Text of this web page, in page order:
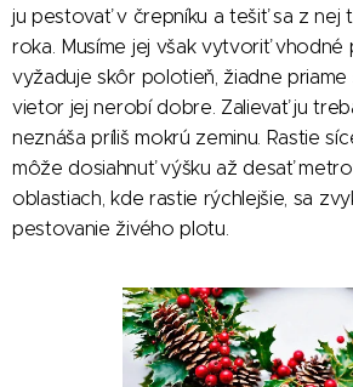
ju pestovať v črepníku a tešiť sa z nej
roka. Musíme jej však vytvoriť vhodné
vyžaduje skôr polotieň, žiadne priame
vietor jej nerobí dobre. Zalievať ju
neznáša príliš mokrú zeminu. Rastie
môže dosiahnuť výšku až desať
oblastiach, kde rastie rýchlejšie, sa
pestovanie živého plotu.